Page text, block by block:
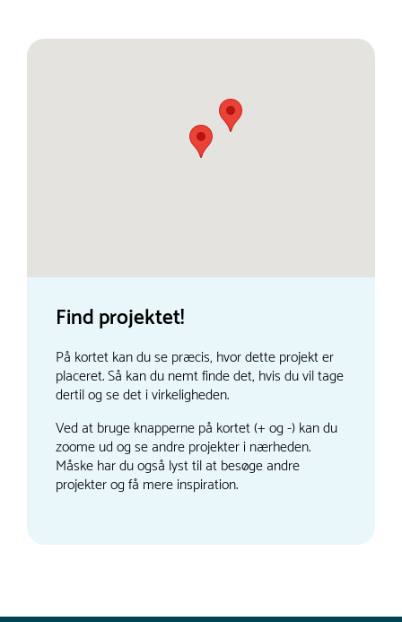
Find projektet!
På kortet kan du se præcis, hvor dette projekt er
placeret. Så kan du nemt finde det, hvis du vil tage
dertil og se det i virkeligheden.
Ved at bruge knapperne på kortet (+ og -) kan du
zoome ud og se andre projekter i nærheden.
Måske har du også lyst til at besøge andre
projekter og få mere inspiration.